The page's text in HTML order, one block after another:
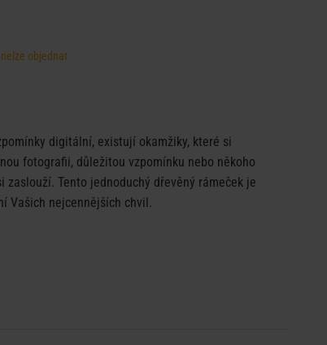
objednat
digitální, existují okamžiky, které si
fotografii, důležitou vzpomínku nebo někoho
Tento jednoduchý dřevěný rámeček je
Vašich nejcennějších chvil.